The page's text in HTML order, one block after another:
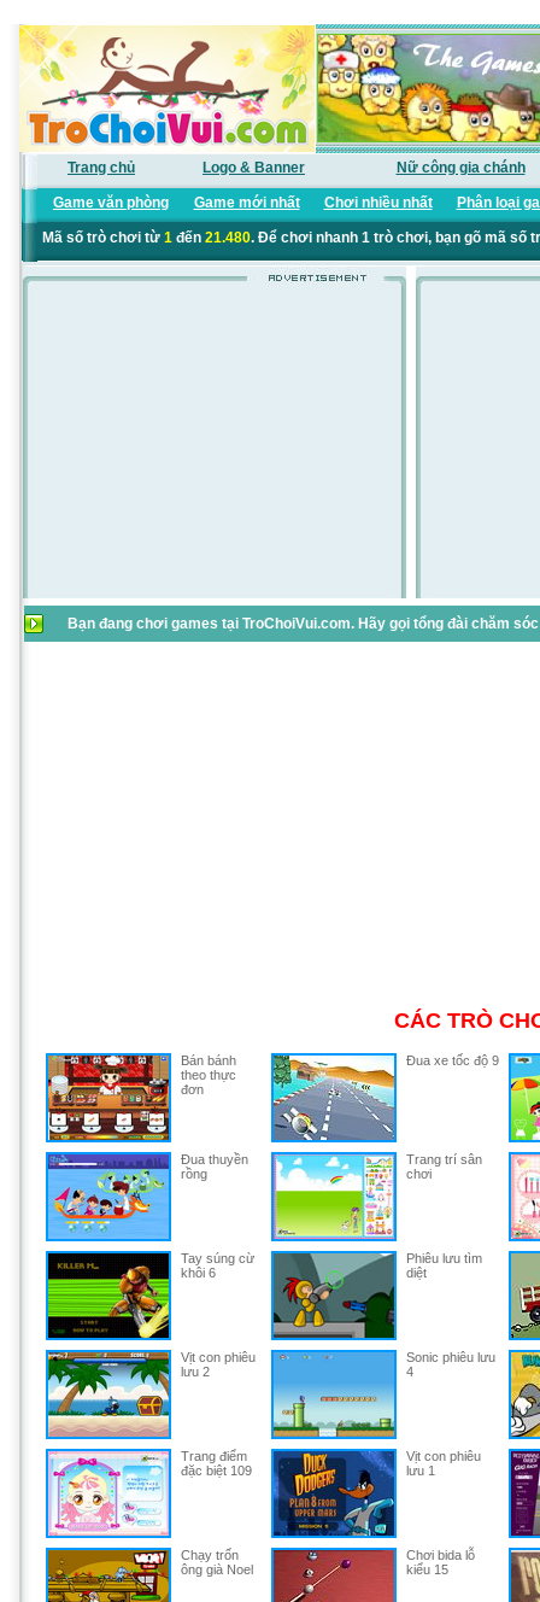
Trang chủ Logo & Banner Nữ công gia chánh
Game văn phòng Game mới nhất Chơi nhiều nhất Phân loại
Mã số trò chơi từ 1đến 21.480. Để chơi nhanh 1 trò chơi, bạn gõ mã số
Bạn đang chơi games tại TroChoiVui.com. Hãy gọi tổng đài chăm
CÁC TRÒ
Bán bánh
theo thực
đơn
Đua xe tốc độ 9
Đua thuyền
rồng
Trang trí sân
chơi
Tay súng cừ
khôi 6
Phiêu lưu tìm
diệt
Vịt con phiêu
lưu 2
Sonic phiêu lưu
4
Trang điểm
đặc biệt 109
Vịt con phiêu
lưu 1
Chạy trốn
ông già Noel
Chơi bida lỗ
kiểu 15